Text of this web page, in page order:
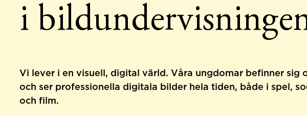
i
Vi lever i en visuell, digital värld. Våra ungdomar befinner sig
och ser professionella digitala bilder hela tiden, både i spel,
och film.